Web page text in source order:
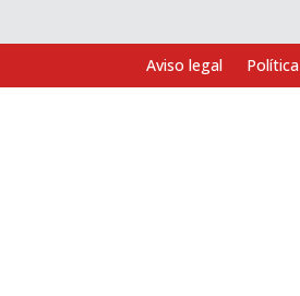
Aviso legal